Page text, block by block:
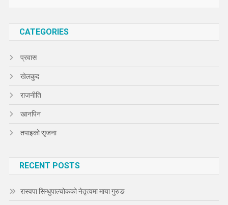
CATEGORIES
प्रवास
खेलकुद
राजनीति
खानपिन
तपाइको सृजना
RECENT POSTS
रास्वपा सिन्धुपाल्चोकको नेतृत्वमा माया गुरुङ